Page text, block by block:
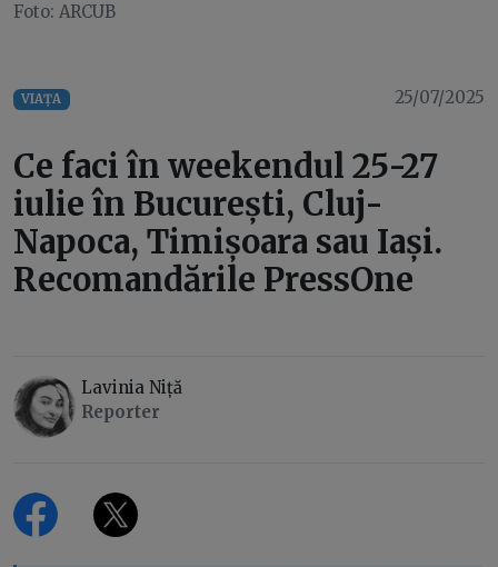
Foto: ARCUB
VIAȚA 25/07/2025
Ce faci în weekendul 25-27
iulie în București, Cluj-
Napoca, Timișoara sau Iași.
Recomandările PressOne
Lavinia Niță
Reporter